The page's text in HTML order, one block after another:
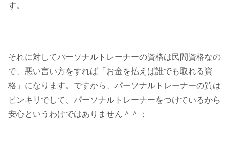
す。
それに対してパーソナルトレーナーの資格は民間資格なの
で、悪い言い方をすれば「お金を払えば誰でも取れる資
格」になります。ですから、パーソナルトレーナーの質は
ピンキリでして、パーソナルトレーナーをつけているから
安心というわけではありません＾＾；